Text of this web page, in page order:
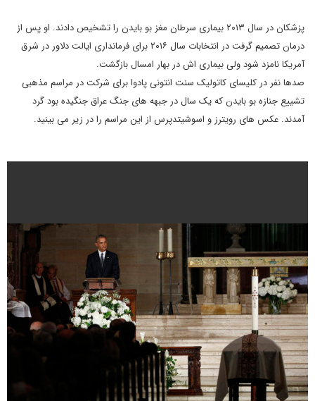
پزشکان در سال ۲۰۱۳ بیماری سرطان مغز بو بایدن را تشخیص دادند. او پس از
درمان تصمیم گرفت در انتخابات سال ۲۰۱۶ برای فرمانداری ایالت دلاور در شرق
آمریکا نامزد شود ولی بیماری اش در بهار امسال بازگشت.
صدها نفر در کلیسای کاتولیک سنت انتونی پادوا برای شرکت در مراسم مذهبی
تشییع جنازه بو بایدن که یک سال در جبهه های جنگ عراق جنگیده بود گرد
آمدند. عکس های رویترز و اسوشیتدپرس از این مراسم را در زیر می بینید.